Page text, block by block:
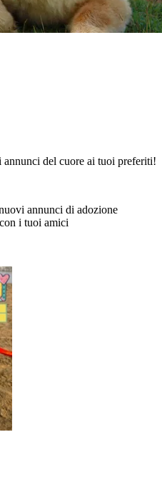
del cuore ai tuoi preferiti!
annunci di adozione
i tuoi amici